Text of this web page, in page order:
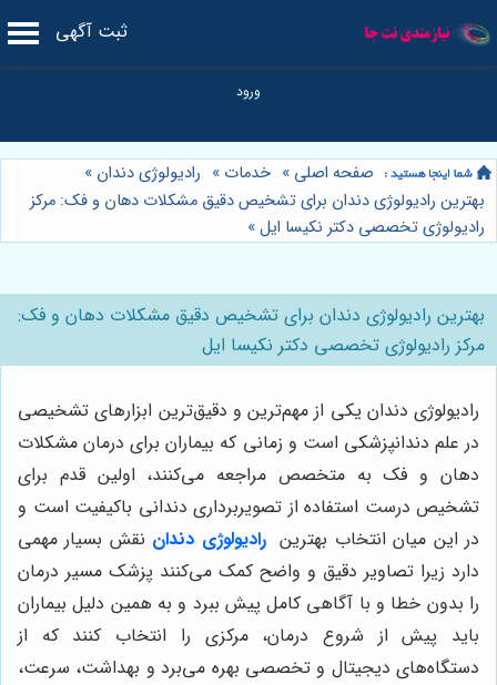
ثبت آگهی
صفحه اصلی » خدمات » رادیولوژی دندان »
بهترین رادیولوژی دندان برای تشخیص دقیق مشکلات دهان و فک: مرکز
رادیولوژی تخصصی دکتر نکیسا ایل»
بهترین رادیولوژی دندان برای تشخیص دقیق مشکلات دهان و فک:
مرکز رادیولوژی تخصصی دکتر نکیسا ایل
رادیولوژی دندان یکی از مهم‌ترین و دقیق‌ترین ابزارهای تشخیصی
در علم دندانپزشکی است و زمانی که بیماران برای درمان مشکلات
دهان و فک به متخصص مراجعه می‌کنند، اولین قدم برای
تشخیص درست استفاده از تصویربرداری دندانی باکیفیت است و
در این میان انتخاب بهترین رادیولوژی دندان نقش بسیار مهمی
دارد زیرا تصاویر دقیق و واضح کمک می‌کنند پزشک مسیر درمان
را بدون خطا و با آگاهی کامل پیش ببرد و به همین دلیل بیماران
باید پیش از شروع درمان، مرکزی را انتخاب کنند که از
دستگاه‌های دیجیتال و تخصصی بهره می‌برد و بهداشت، سرعت،